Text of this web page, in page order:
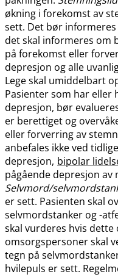
økning i forekomst av
sett. Det bør
det skal informeres om
på forekomst eller
depresjon og alle
Lege skal umiddelbart
Pasienter som har eller
depresjon, bør
er berettiget og
eller forverring av
anbefales ikke ved
depresjon, bipolar
pågående depresjon
Selvmord​/​
er sett. Pasienten skal
selvmordstanker og -
skal vurderes hvis
omsorgspersoner skal
tegn på
hvilepuls er sett.